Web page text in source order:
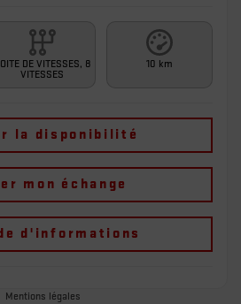
DE VITESSES, 8
VITESSES
10 km
la disponibilité
mon échange
d'informations
Mentions légales